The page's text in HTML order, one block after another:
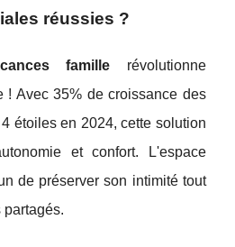
réussies ?
famille révolutionne
! Avec 35% de croissance des
étoiles en 2024, cette solution
et confort. L'espace
de préserver son intimité tout
partagés.